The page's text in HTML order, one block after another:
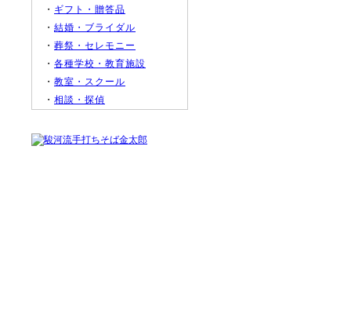
・ ギフト・贈答品
・ 結婚・ブライダル
・ 葬祭・セレモニー
・ 各種学校・教育施設
・ 教室・スクール
・ 相談・探偵